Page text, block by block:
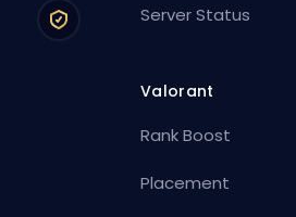
Server Status
Valorant
Rank Boost
Placement